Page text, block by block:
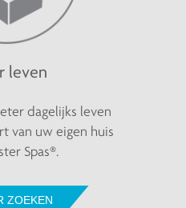
leven
dagelijks leven
van uw eigen huis
Spas®.
ZOEKEN